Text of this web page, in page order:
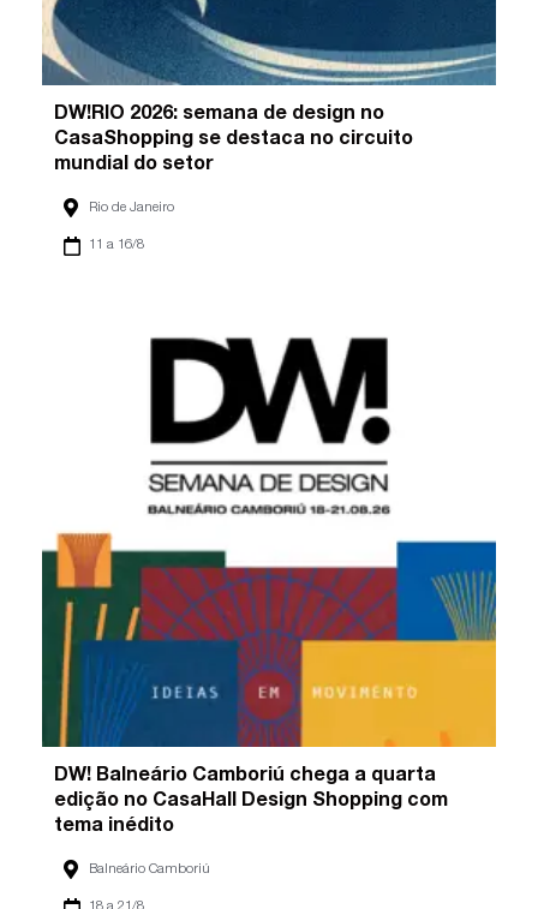
DW!RIO 2026: semana de design no
CasaShopping se destaca no circuito
mundial do setor
Rio de Janeiro
11 a 16/8
DW! Balneário Camboriú chega a quarta
edição no CasaHall Design Shopping com
tema inédito
Balneário Camboriú